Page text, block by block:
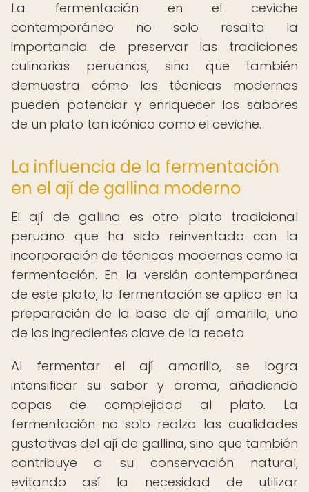
La fermentación en el ceviche
contemporáneo no solo resalta la
importancia de preservar las tradiciones
culinarias peruanas, sino que también
demuestra cómo las técnicas modernas
pueden potenciar y enriquecer los sabores
de un plato tan icónico como el ceviche.
La influencia de la fermentación
en el ají de gallina moderno
El ají de gallina es otro plato tradicional
peruano que ha sido reinventado con la
incorporación de técnicas modernas como la
fermentación. En la versión contemporánea
de este plato, la fermentación se aplica en la
preparación de la base de ají amarillo, uno
de los ingredientes clave de la receta.
Al fermentar el ají amarillo, se logra
intensificar su sabor y aroma, añadiendo
capas de complejidad al plato. La
fermentación no solo realza las cualidades
gustativas del ají de gallina, sino que también
contribuye a su conservación natural,
evitando así la necesidad de utilizar